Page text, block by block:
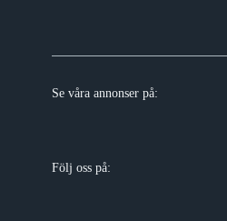
Se våra annonser på:
Följ oss på: